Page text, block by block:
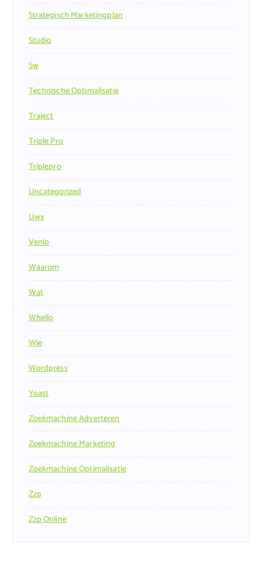
Strategisch Marketingplan
Studio
Sw
Technische Optimalisatie
Traject
Triple Pro
Triplepro
Uncategorized
Uwv
Venlo
Waarom
Wat
Whello
Wie
Wordpress
Yoast
Zoekmachine Adverteren
Zoekmachine Marketing
Zoekmachine Optimalisatie
Zzp
Zzp Online